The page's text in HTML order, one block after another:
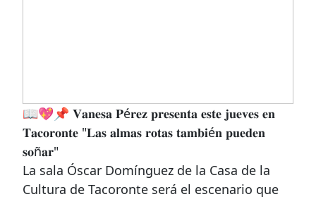
📖💖📌 𝐕𝐚𝐧𝐞𝐬𝐚 𝐏é𝐫𝐞𝐳 𝐩𝐫𝐞𝐬𝐞𝐧𝐭𝐚 𝐞𝐬𝐭𝐞 𝐣𝐮𝐞𝐯𝐞𝐬 𝐞𝐧
𝐓𝐚𝐜𝐨𝐫𝐨𝐧𝐭𝐞 "𝐋𝐚𝐬 𝐚𝐥𝐦𝐚𝐬 𝐫𝐨𝐭𝐚𝐬 𝐭𝐚𝐦𝐛𝐢é𝐧 𝐩𝐮𝐞𝐝𝐞𝐧
𝐬𝐨ñ𝐚𝐫"
La sala Óscar Domínguez de la Casa de la
Cultura de Tacoronte será el escenario que